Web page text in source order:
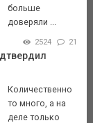
больше
доверяли ...
2524 21
Количественно
то много, а на
деле только